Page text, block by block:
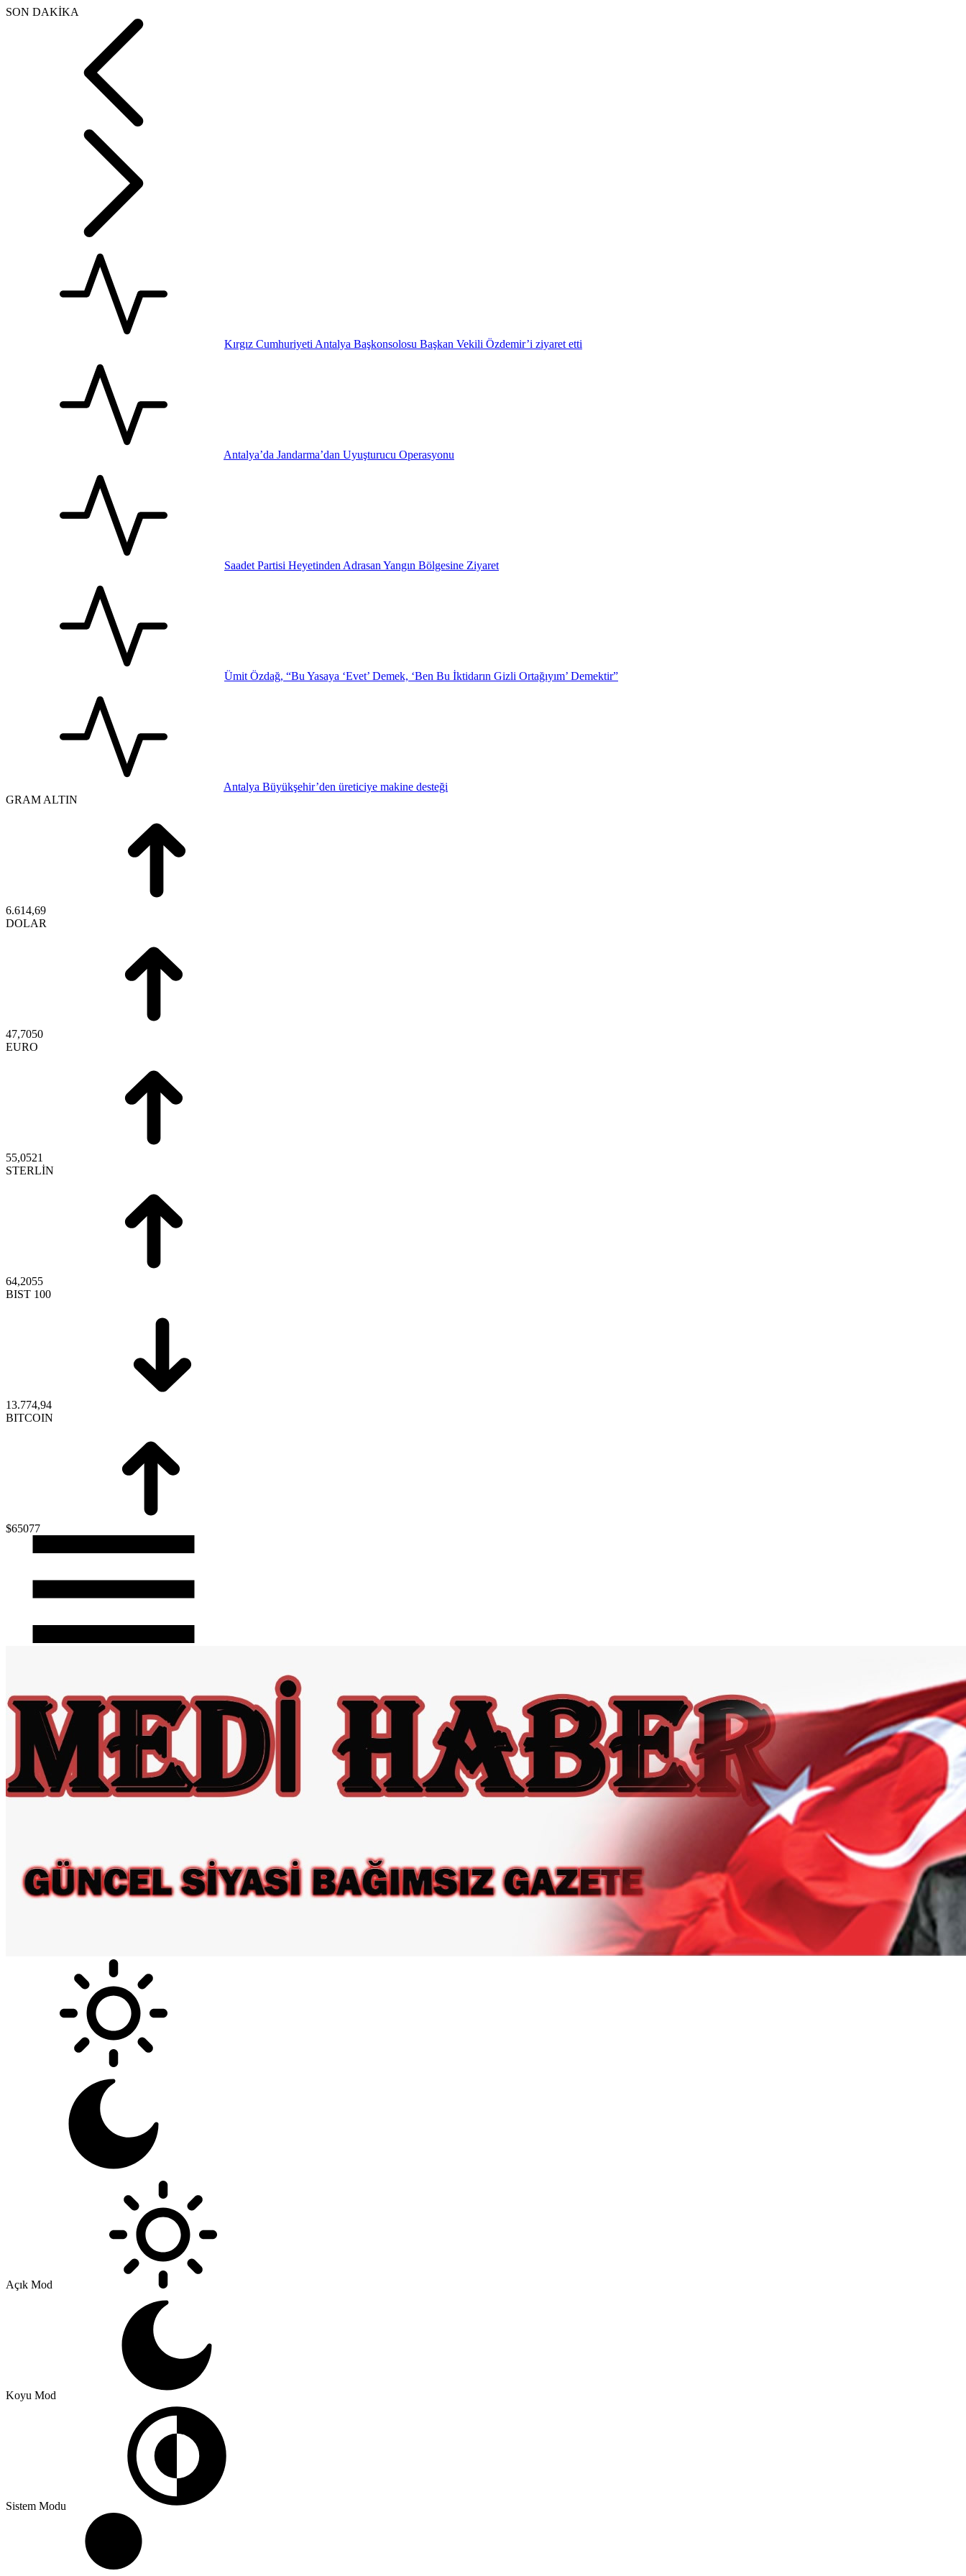
SON DAKİKA
Kırgız Cumhuriyeti Antalya Başkonsolosu Başkan Vekili Özdemir’i ziyaret etti
Antalya’da Jandarma’dan Uyuşturucu Operasyonu
Saadet Partisi Heyetinden Adrasan Yangın Bölgesine Ziyaret
Ümit Özdağ, “Bu Yasaya ‘Evet’ Demek, ‘Ben Bu İktidarın Gizli Ortağıyım’ Demektir”
Antalya Büyükşehir’den üreticiye makine desteği
GRAM ALTIN
6.614,69
DOLAR
47,7050
EURO
55,0521
STERLİN
64,2055
BIST 100
13.774,94
BITCOIN
$65077
Açık Mod
Koyu Mod
Sistem Modu